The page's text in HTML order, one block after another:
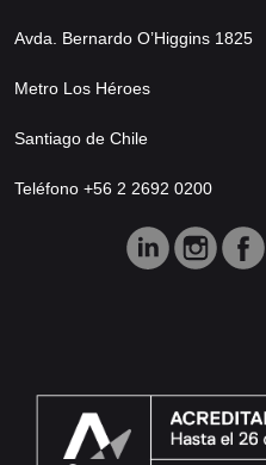
Avda. Bernardo O’Higgins 1825
Metro Los Héroes
Santiago de Chile
Teléfono +56 2 2692 0200